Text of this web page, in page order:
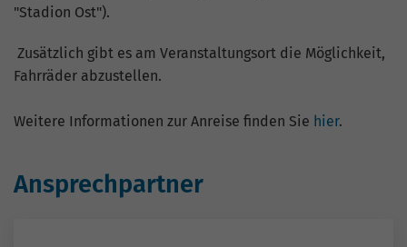
"Stadion Ost").
Zusätzlich gibt es am Veranstaltungsort die Möglichkeit,
Fahrräder abzustellen.
Weitere Informationen zur Anreise finden Sie hier.
Ansprechpartner